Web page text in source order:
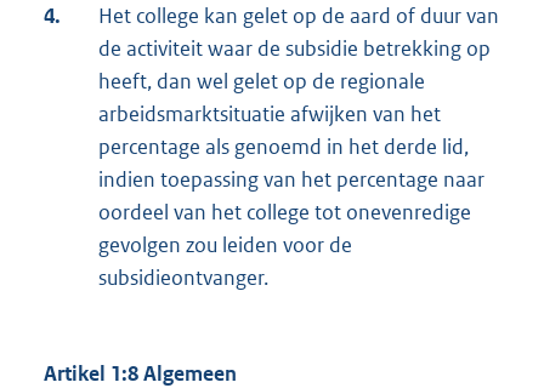
4.
Het college kan gelet op de aard of duur van
de activiteit waar de subsidie betrekking op
heeft, dan wel gelet op de regionale
arbeidsmarktsituatie afwijken van het
percentage als genoemd in het derde lid,
indien toepassing van het percentage naar
oordeel van het college tot onevenredige
gevolgen zou leiden voor de
subsidieontvanger.
Artikel 1:8 Algemeen